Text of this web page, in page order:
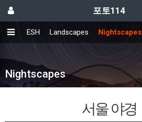
포토114
FRESH Landscapes Nightscapes
Nightscapes
서울 야경